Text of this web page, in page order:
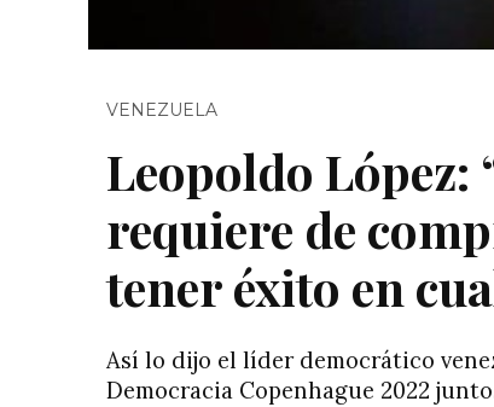
VENEZUELA
Leopoldo López:
requiere de
tener éxito en
Así lo dijo el líder democrático
Democracia Copenhague 2022